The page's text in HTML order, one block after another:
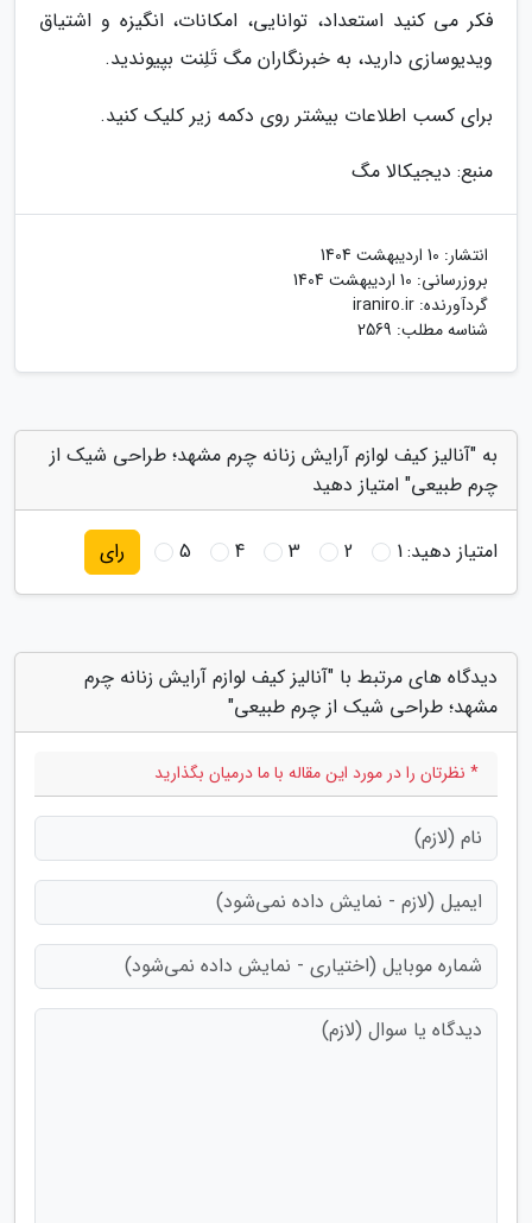
فکر می کنید استعداد، توانایی، امکانات، انگیزه و اشتیاق
ویدیوسازی دارید، به خبرنگاران مگ تَلِنت بپیوندید.
برای کسب اطلاعات بیشتر روی دکمه زیر کلیک کنید.
منبع: دیجیکالا مگ
انتشار: 10 اردیبهشت 1404
بروزرسانی: 10 اردیبهشت 1404
گردآورنده: iraniro.ir
شناسه مطلب: 2569
به "آنالیز کیف لوازم آرایش زنانه چرم مشهد؛ طراحی شیک از
چرم طبیعی" امتیاز دهید
امتیاز دهید:1
2
3
4
5 رای
دیدگاه های مرتبط با "آنالیز کیف لوازم آرایش زنانه چرم
مشهد؛ طراحی شیک از چرم طبیعی"
* نظرتان را در مورد این مقاله با ما درمیان بگذارید